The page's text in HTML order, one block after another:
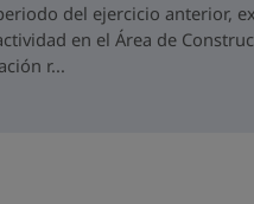
del ejercicio anterior,
en el Área de
r...